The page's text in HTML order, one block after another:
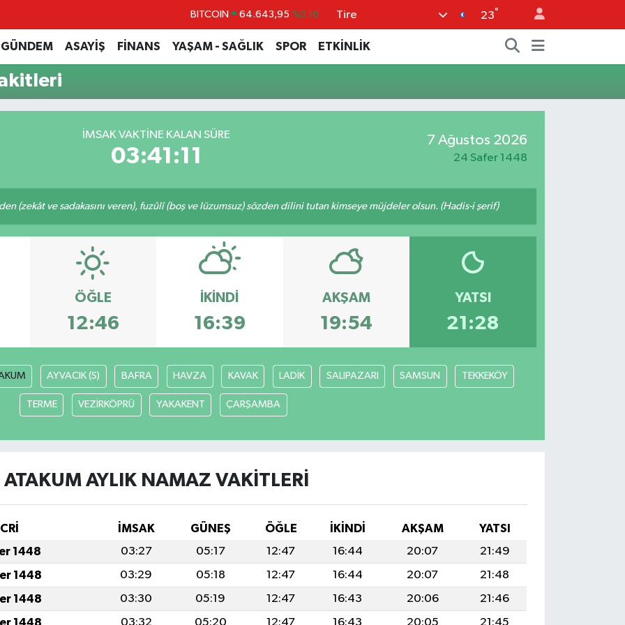
BITCOIN 64.643,95 %0.16
DOLAR 47,6704 %0
EURO 55,0406 %-0.08
BİST100
Tire 23°
GÜNDEM ASAYİŞ FİNANS YAŞAM - SAĞLIK SPOR ETKİNLİK
İMSAK VAKTINE KALAN SÜRE
03:41:11
7 Ağustos 2026
24 Safer 1448
(zekât ve sadakasını veren), fuzûlî (boş ve lüzumsuz) sözden dilini tutan kimseye müjdeler olsun. (Hadis-i şerif)
ÖĞLE
12:46
İKINDI
16:39
AKŞAM
19:54
YATSI
21:28
AYVACIK (S) BAFRA HAVZA KAVAK LADİK SALIPAZARI SAMSUN TEKKEKÖY
TERME VEZİRKÖPRÜ YAKAKENT ÇARŞAMBA
ATAKUM AYLIK NAMAZ VAKITLERI
İMSAK GÜNEŞ ÖĞLE İKINDI AKŞAM
YATSI
1448
03:27 05:17 12:47 16:44 20:07
21:49
1448
03:29 05:18 12:47 16:44 20:07
21:48
1448
03:30 05:19 12:47 16:43 20:06
21:46